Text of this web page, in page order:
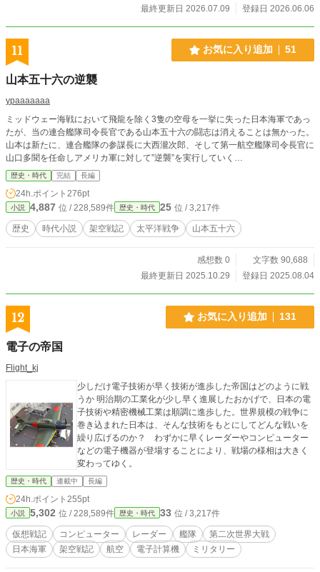
最終更新日 2026.07.09
登録日 2026.06.06
11 お気に入り追加 51
山本五十六の逆襲
ypaaaaaaa
ミッドウェー海戦において飛龍を除く3隻の空母を一挙に失った日本海軍であっ
たが、当の連合艦隊司令長官である山本五十六の闘志は消えることは無かった。
山本は新たに、連合艦隊の参謀長に大西瀧次郎、そして第一航空艦隊司令長官に
山口多聞を任命しアメリカ軍に対して”逆襲”を実行していく…
歴史・時代 完結 長編
24h.ポイント 276pt
小説 4,887 位 / 228,589件 歴史・時代 25 位 / 3,217件
歴史 時代小説 架空戦記 太平洋戦争 山本五十六
感想数 0
文字数 90,688
最終更新日 2025.10.29
登録日 2025.08.04
12 お気に入り追加 131
電子の帝国
Flight_kj
少しだけ電子技術が早く技術が進歩した帝国はどのように戦
うか 明治期の工業化が少し早く進展したおかげで、日本の電
子技術や精密機械工業は順調に進歩した。世界規模の戦争に
巻き込まれた日本は、そんな技術をもとにしてどんな戦いを
繰り広げるのか？ わずかに早くレーダーやコンピューター
などの電子機器が登場することにより、戦場の様相は大きく
変わってゆく。
歴史・時代 連載中 長編
24h.ポイント 255pt
小説 5,302 位 / 228,589件 歴史・時代 33 位 / 3,217件
仮想戦記 コンピューター レーダー 艦隊
第二次世界大戦
日本海軍
架空戦記 航空 電子計算機 ミリタリー